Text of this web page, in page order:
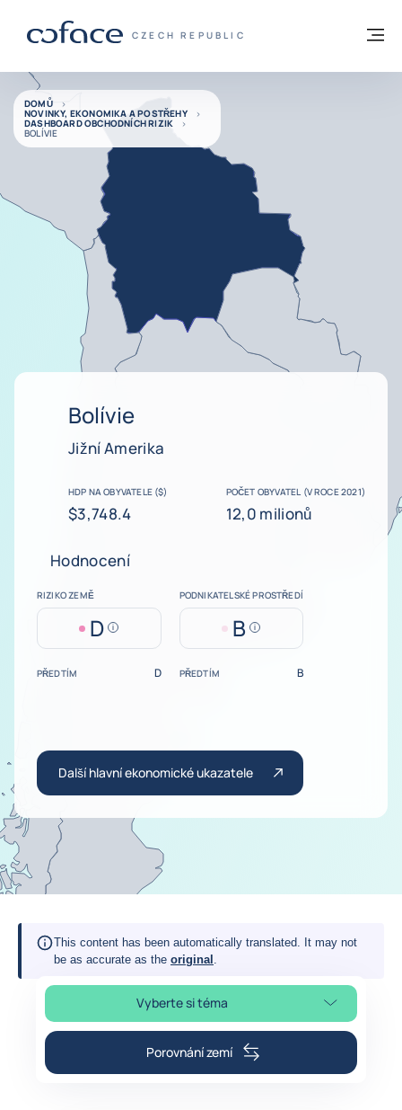
COFACE FOR TRADE - WEBOVÁ STRÁNKA
CZECH REPUBLIC
Zpět na hlavní stránku
DOMŮ
NOVINKY, EKONOMIKA A POSTŘEHY
DASHBOARD OBCHODNÍCH RIZIK
BOLÍVIE
Bolívie
Jižní Amerika
HDP NA OBYVATELE ($)
$3,748.4
POČET OBYVATEL (V ROCE 2021)
12,0 milionů
Hodnocení
RIZIKO ZEMĚ
D Help
PODNIKATELSKÉ PROSTŘEDÍ
B Help
PŘEDTÍM D PŘEDTÍM B
Další hlavní ekonomické ukazatele
This content has been automatically translated. It may not
be as accurate as the original .
Vyberte si témaVýběr části stránky
Porovnání zemí